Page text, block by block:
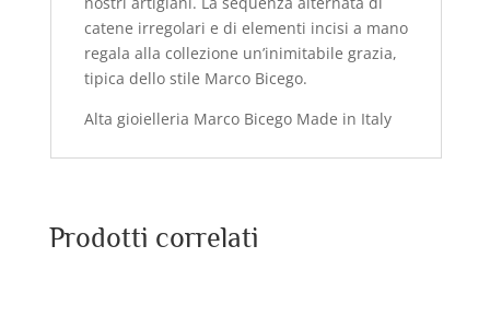
catene irregolari e di elementi incisi a mano
regala alla collezione un’inimitabile grazia,
tipica dello stile Marco Bicego.
Alta gioielleria Marco Bicego Made in Italy
Prodotti correlati